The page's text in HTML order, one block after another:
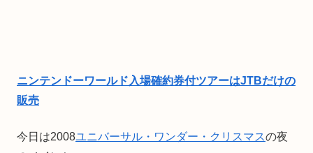
ニンテンドーワールド入場確約券付ツアーはJTBだけの
販売
今日は2008ユニバーサル・ワンダー・クリスマスの夜